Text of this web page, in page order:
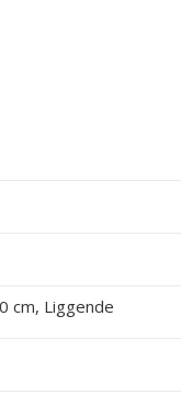
cm, Liggende